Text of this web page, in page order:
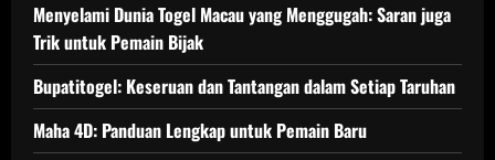
Menyelami Dunia Togel Macau yang Menggugah: Saran juga
Trik untuk Pemain Bijak
Bupatitogel: Keseruan dan Tantangan dalam Setiap Taruhan
Maha 4D: Panduan Lengkap untuk Pemain Baru